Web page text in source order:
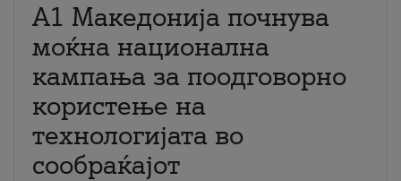
A1 Македонија почнува
моќна национална
кампања за поодговорно
користење на
технологијата во
сообраќајот